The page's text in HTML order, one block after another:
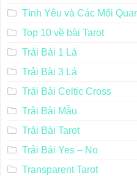
Tình Yêu và Các Mối
Top 10 về bài Tarot
Trải Bài 1 Lá
Trải Bài 3 Lá
Trải Bài Celtic Cross
Trải Bài Mẫu
Trải Bài Tarot
Trải Bài Yes – No
Transparent Tarot